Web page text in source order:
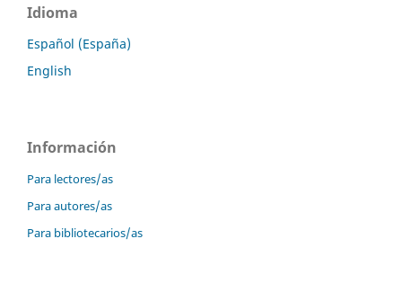
Idioma
Español (España)
English
Información
Para lectores/as
Para autores/as
Para bibliotecarios/as